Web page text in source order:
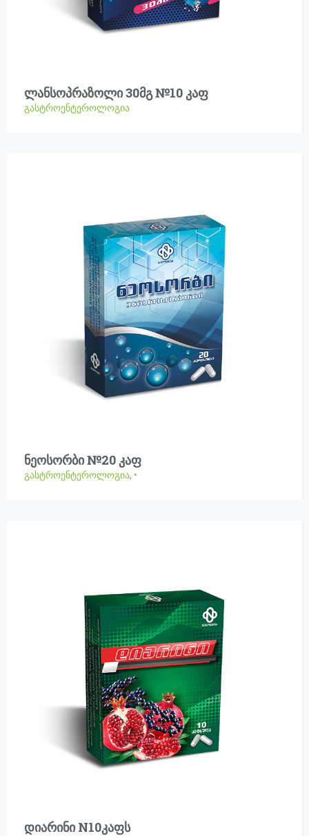
ლანსოპრაზოლი 30მგ №10 კაფ
გასტროენტეროლოგია
ნეოსორბი №20 კაფ
გასტროენტეროლოგია, •
დიარინი N10კაფს